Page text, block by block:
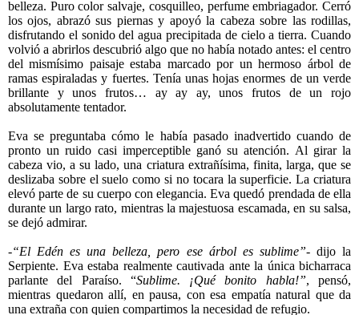
belleza. Puro color salvaje, cosquilleo, perfume embriagador. Cerró
los ojos, abrazó sus piernas y apoyó la cabeza sobre las rodillas,
disfrutando el sonido del agua precipitada de cielo a tierra. Cuando
volvió a abrirlos descubrió algo que no había notado antes: el centro
del mismísimo paisaje estaba marcado por un hermoso árbol de
ramas espiraladas y fuertes. Tenía unas hojas enormes de un verde
brillante y unos frutos… ay ay ay, unos frutos de un rojo
absolutamente tentador.
Eva se preguntaba cómo le había pasado inadvertido cuando de
pronto un ruido casi imperceptible ganó su atención. Al girar la
cabeza vio, a su lado, una criatura extrañísima, finita, larga, que se
deslizaba sobre el suelo como si no tocara la superficie. La criatura
elevó parte de su cuerpo con elegancia. Eva quedó prendada de ella
durante un largo rato, mientras la majestuosa escamada, en su salsa,
se dejó admirar.
-“El Edén es una belleza, pero ese árbol es sublime”- dijo la
Serpiente. Eva estaba realmente cautivada ante la única bicharraca
parlante del Paraíso. “Sublime. ¡Qué bonito habla!”, pensó,
mientras quedaron allí, en pausa, con esa empatía natural que da
una extraña con quien compartimos la necesidad de refugio.